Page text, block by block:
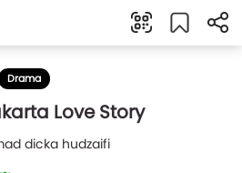
Drama
Love Story
dicka hudzaifi